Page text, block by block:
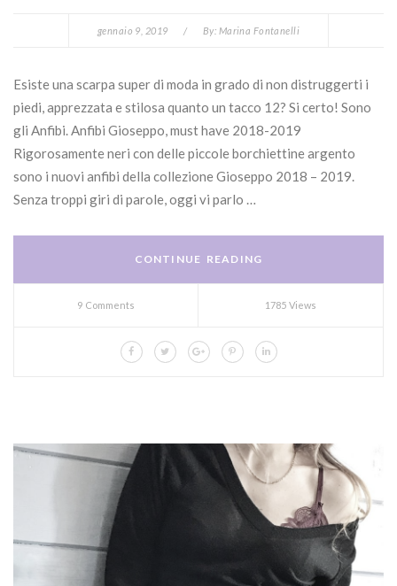
gennaio 9, 2019 / By: Marina Fontanelli
Esiste una scarpa super di moda in grado di non distruggerti i
piedi, apprezzata e stilosa quanto un tacco 12? Si certo! Sono
gli Anfibi. Anfibi Gioseppo, must have 2018-2019
Rigorosamente neri con delle piccole borchiettine argento
sono i nuovi anfibi della collezione Gioseppo 2018 – 2019.
Senza troppi giri di parole, oggi vi parlo …
CONTINUE READING
9 Comments 1785 Views